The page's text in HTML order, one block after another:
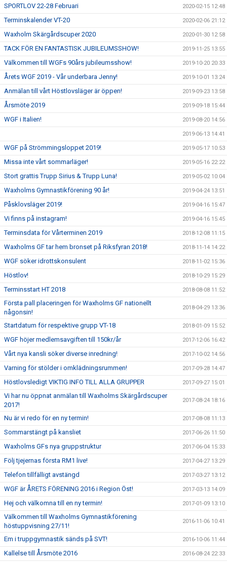
SPORTLOV 22-28 Februari 2020-02-15 12:48
Terminskalender VT-20 2020-02-06 21:12
Waxholm Skärgårdscuper 2020 2020-01-30 12:58
TACK FÖR EN FANTASTISK JUBILEUMSSHOW! 2019-11-25 13:55
Välkommen till WGFs 90års jubileumsshow! 2019-10-20 20:33
Årets WGF 2019 - Vår underbara Jenny! 2019-10-01 13:24
Anmälan till vårt Höstlovsläger är öppen! 2019-09-23 13:58
Årsmöte 2019 2019-09-18 15:44
WGF i Italien! 2019-08-20 14:56
2019-06-13 14:41
WGF på Strömmingsloppet 2019! 2019-05-17 10:53
Missa inte vårt sommarläger! 2019-05-16 22:22
Stort grattis Trupp Sirius & Trupp Luna! 2019-05-02 10:04
Waxholms Gymnastikförening 90 år! 2019-04-24 13:51
Påsklovsläger 2019! 2019-04-16 15:47
Vi finns på instagram! 2019-04-16 15:45
Terminsdata för Vårterminen 2019 2018-12-08 11:15
Waxholms GF tar hem bronset på Riksfyran 2018! 2018-11-14 14:22
WGF söker idrottskonsulent 2018-11-02 15:36
Höstlov! 2018-10-29 15:29
Terminsstart HT 2018 2018-08-08 11:52
Första pall placeringen för Waxholms GF nationellt
någonsin!
2018-04-29 13:36
Startdatum för respektive grupp VT-18 2018-01-09 15:52
WGF höjer medlemsavgiften till 150kr/år 2017-12-06 16:42
Vårt nya kansli söker diverse inredning! 2017-10-02 14:56
Varning för stölder i omklädningsrummen! 2017-09-28 14:47
Höstlovsledigt VIKTIG INFO TILL ALLA GRUPPER 2017-09-27 15:01
Vi har nu öppnat anmälan till Waxholms Skärgårdscuper
2017!
2017-08-24 18:16
Nu är vi redo för en ny termin! 2017-08-08 11:13
Sommarstängt på kansliet 2017-06-26 11:50
Waxholms GFs nya gruppstruktur 2017-06-04 15:33
Följ tjejernas första RM1 live! 2017-04-27 13:29
Telefon tillfälligt avstängd 2017-03-27 13:12
WGF är ÅRETS FÖRENING 2016 i Region Öst! 2017-03-13 14:09
Hej och välkomna till en ny termin! 2017-01-09 13:10
Välkommen till Waxholms Gymnastikförening
höstuppvisning 27/11!
2016-11-06 10:41
Em i truppgymnastik sänds på SVT! 2016-10-06 11:44
Kallelse till Årsmöte 2016 2016-08-24 22:33